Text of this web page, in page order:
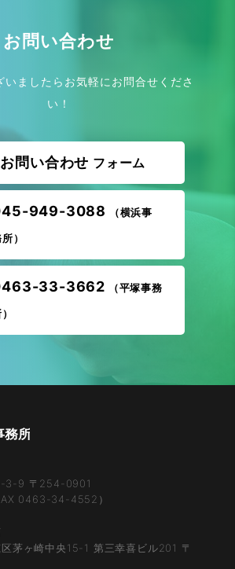
お問い合わせ
いましたらお気軽にお問合せくださ
い！
お問い合わせ フォーム
949-3088 （横浜事
）
33-3662 （平塚事務
3-9 〒254-0901
0463-34-4552）
茅ヶ崎中央15-1 第三幸喜ビル201 〒